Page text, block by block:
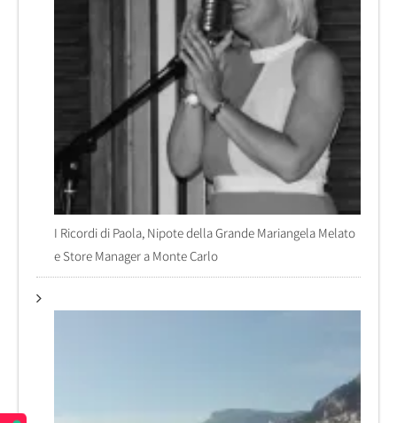
I Ricordi di Paola, Nipote della Grande Mariangela Melato
e Store Manager a Monte Carlo